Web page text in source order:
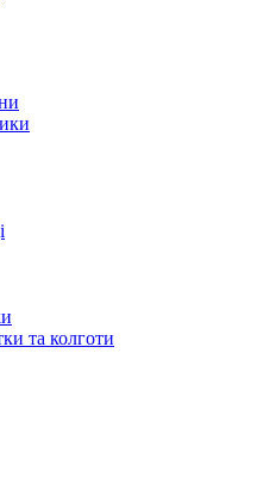
та колготи